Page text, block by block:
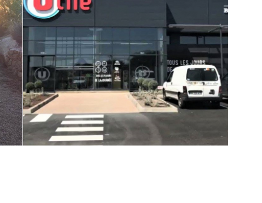
Ensemble commercial à Pianottoli
Caldarello